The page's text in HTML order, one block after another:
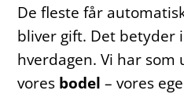
De fleste får
bliver gift. Det betyder
hverdagen. Vi har
vores bodel – vores